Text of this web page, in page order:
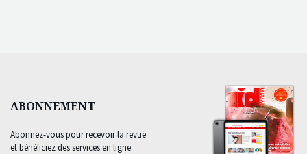
ABONNEMENT
Abonnez-vous pour recevoir la revue
et bénéficiez des services en ligne